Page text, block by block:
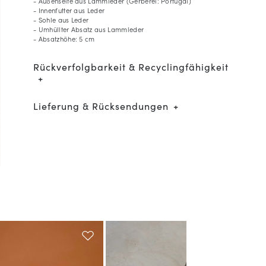
- Innenfutter aus Leder
- Sohle aus Leder
- Umhüllter Absatz aus Lammleder
- Absatzhöhe: 5 cm
Rückverfolgbarkeit & Recyclingfähigkeit
Lieferung & Rücksendungen